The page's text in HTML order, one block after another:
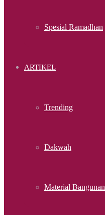
Spesial Ramadhan
ARTIKEL
Trending
Dakwah
Material Bangunan